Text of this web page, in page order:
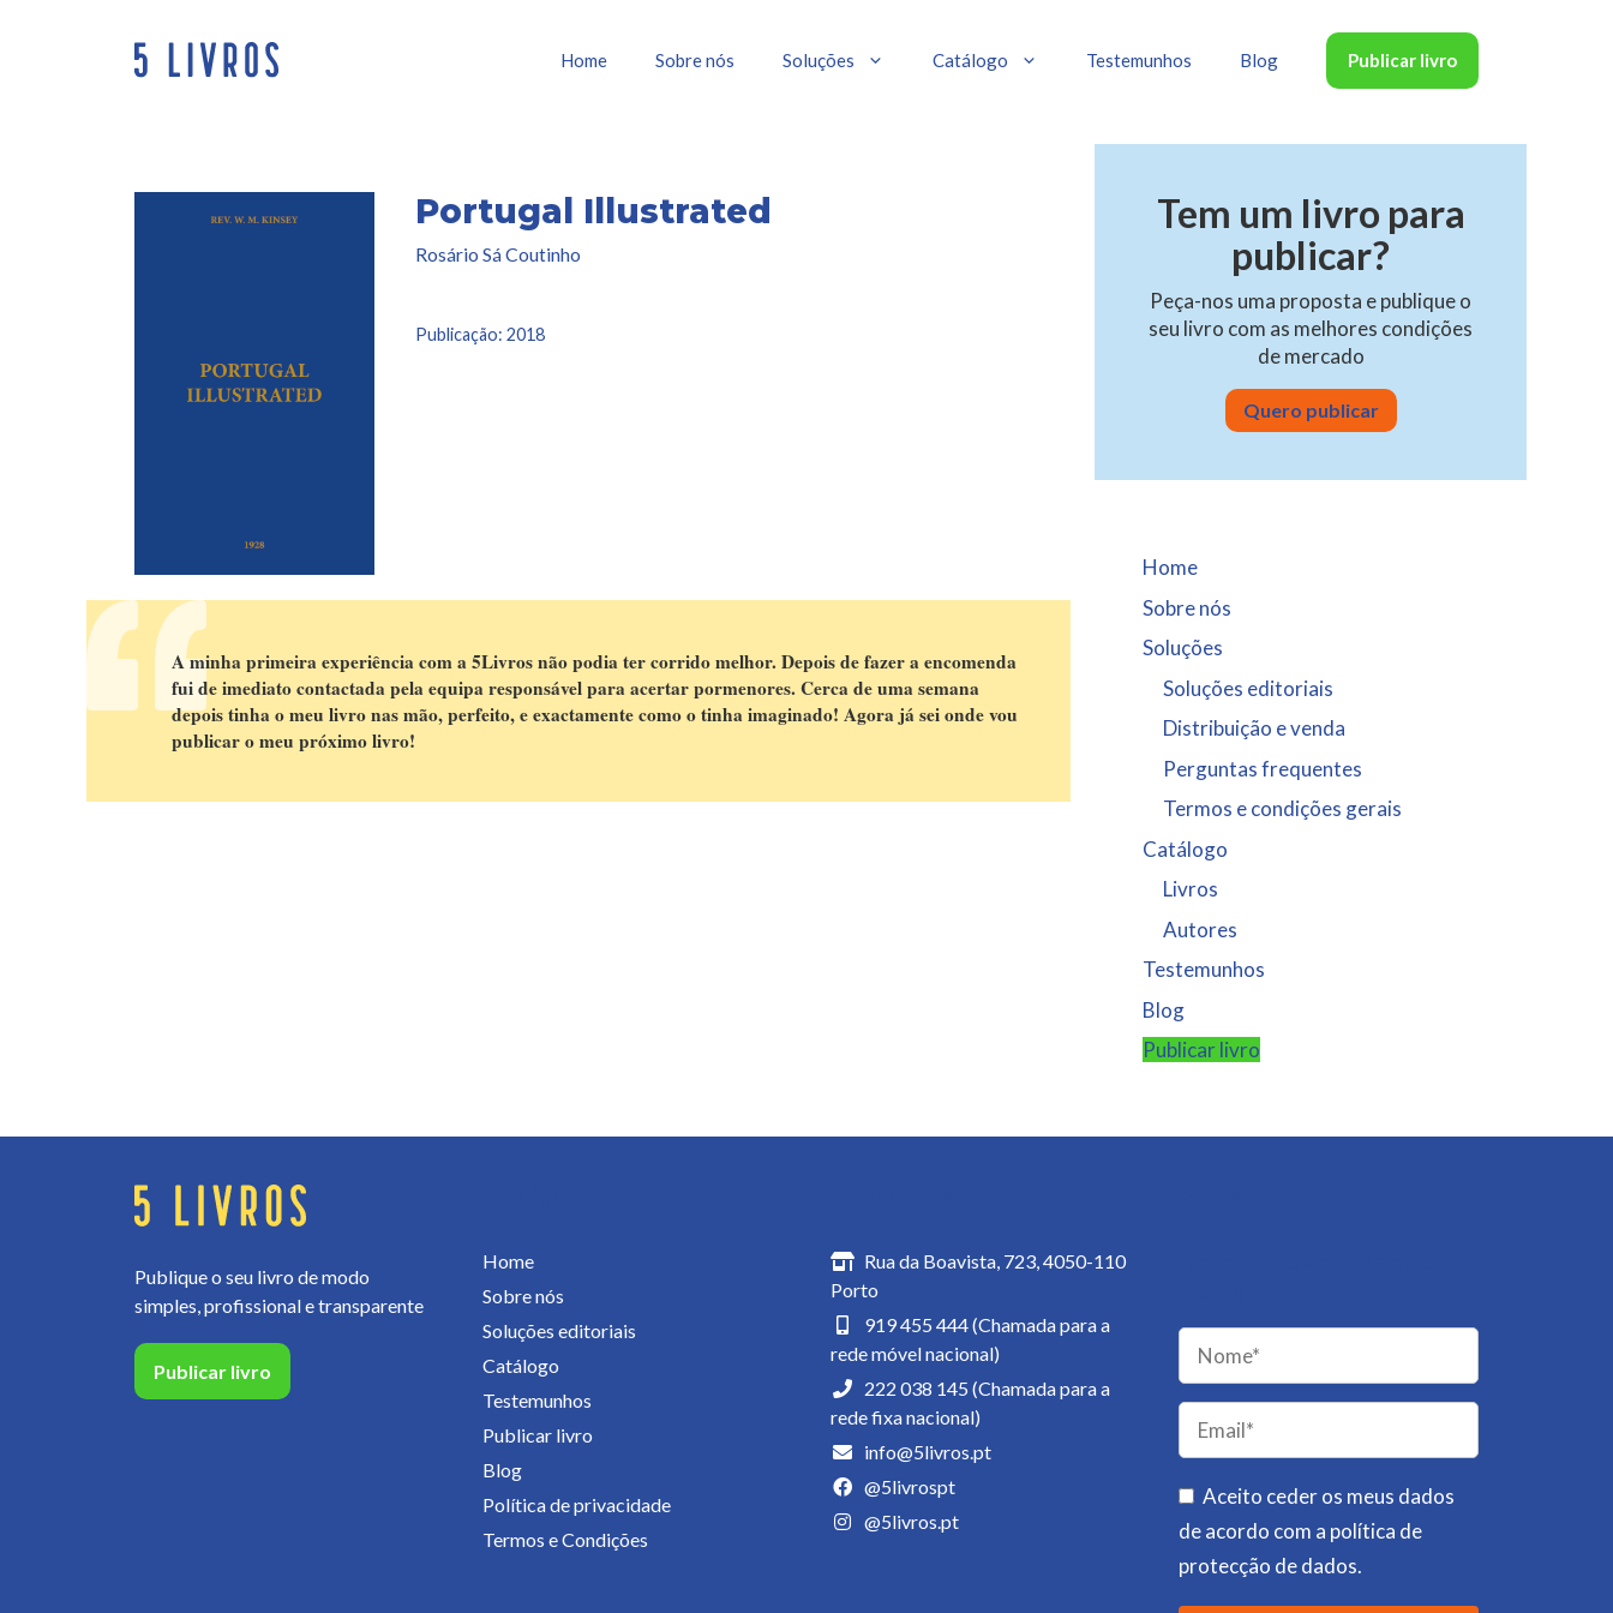
Home Sobre nós Soluções Catálogo Testemunhos Blog Publicar livro
Portugal Illustrated
Rosário Sá Coutinho
Publicação: 2018
A minha primeira experiência com a 5Livros não podia ter corrido melhor. Depois de fazer a encomenda
fui de imediato contactada pela equipa responsável para acertar pormenores. Cerca de uma semana
depois tinha o meu livro nas mão, perfeito, e exactamente como o tinha imaginado! Agora já sei onde vou
publicar o meu próximo livro!
Tem um livro para
publicar?
Peça-nos uma proposta e publique o
seu livro com as melhores condições
de mercado
Quero publicar
Home
Sobre nós
Soluções
Soluções editoriais
Distribuição e venda
Perguntas frequentes
Termos e condições gerais
Catálogo
Livros
Autores
Testemunhos
Blog
Publicar livro
Publique o seu livro de modo
simples, profissional e transparente
Publicar livro
Home
Sobre nós
Soluções editoriais
Catálogo
Testemunhos
Publicar livro
Blog
Política de privacidade
Termos e Condições
Rua da Boavista, 723, 4050-110
Porto
919 455 444 (Chamada para a
rede móvel nacional)
222 038 145 (Chamada para a
rede fixa nacional)
info@5livros.pt
@5livrospt
@5livros.pt
Please
leave
this
field
empty.
Aceito ceder os meus dados
de acordo com a política de
protecção de dados.